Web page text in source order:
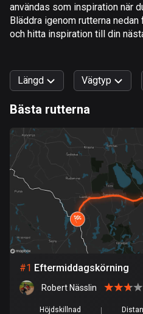
Amerikanska
1 rutt
62 rutter
Angola
1 rutt
Antigua och Barbuda
1 rutt
Argentina
885 rutter
Armenien
2 rutter
Aruba
8 rutter
Australien
användas som inspiration när
Bläddra igenom rutterna
och hitta inspiration till din
Längd Vägtyp
Snabb Terräng Kurvig
Skog Berg Vatten
Bästa rutterna
#1 Eftermiddagskörning
Robert Nässlin
Höjdskillnad